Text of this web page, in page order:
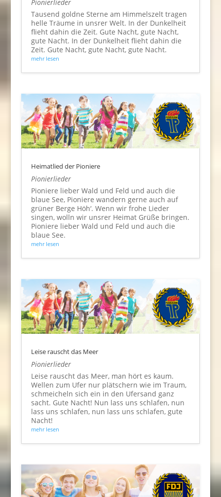
Pionierlieder
Tausend goldne Sterne am Himmelszelt tragen
helle Träume in unsrer Welt. In der Dunkelheit
flieht dahin die Zeit. Gute Nacht, gute Nacht,
gute Nacht. In der Dunkelheit flieht dahin die
Zeit. Gute Nacht, gute Nacht, gute Nacht.
mehr lesen
Heimatlied der Pioniere
Pionierlieder
Pioniere lieber Wald und Feld und auch die
blaue See, Pioniere wandern gerne auch auf
grüner Berge Höh‘. Wenn wir frohe Lieder
singen, wolln wir unsrer Heimat Grüße bringen.
Pioniere lieber Wald und Feld und auch die
blaue See.
mehr lesen
Leise rauscht das Meer
Pionierlieder
Leise rauscht das Meer, man hört es kaum.
Wellen zum Ufer nur plätschern wie im Traum,
schmeicheln sich ein in den Ufersand ganz
sacht. Gute Nacht! Nun lass uns schlafen, nun
lass uns schlafen, nun lass uns schlafen, gute
Nacht!
mehr lesen